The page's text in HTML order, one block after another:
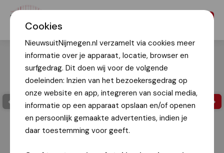
Cookies
NieuwsuitNijmegen.nl verzamelt via cookies meer
informatie over je apparaat, locatie, browser en
surfgedrag. Dit doen wij voor de volgende
doeleinden: Inzien van het bezoekersgedrag op
onze website en app, integreren van social media,
informatie op een apparaat opslaan en/of openen
en persoonlijk gemaakte advertenties, indien je
daar toestemming voor geeft.